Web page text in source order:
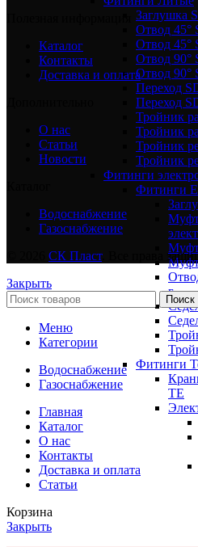
Заглушка
Отвод 45°
Отвод 45°
Отвод 90°
Отвод 90°
Переход
Переход
Тройник
Тройник
Тройник
Тройник
Фитинги
Фитинги
г
Фитинги
TE
Каталог
Контакты
Доставка и оплата
О нас
Статьи
Новости
Водоснабжение
Газоснабжение
СК Пласт. Все права
Закрыть
Поиск
Меню
Категории
Водоснабжение
Газоснабжение
Главная
Каталог
О нас
Контакты
Доставка и оплата
Статьи
Корзина
Закрыть